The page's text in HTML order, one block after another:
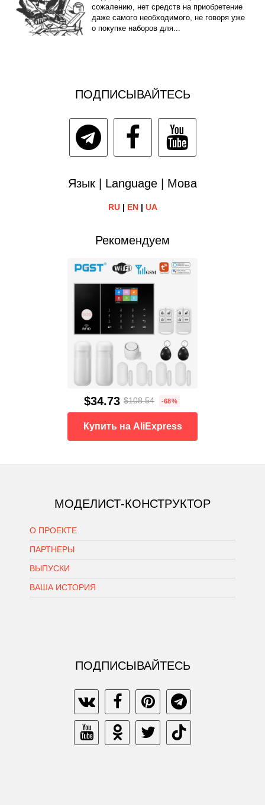
сожалению, нет средств на приобретение
даже самого необходимого, не говоря уже
о покупке наборов для...
ПОДПИСЫВАЙТЕСЬ
Язык | Language | Мова
RU| EN| UA
Рекомендуем
$34.73 $108.54 -68%
Купить на AliExpress
МОДЕЛИСТ-КОНСТРУКТОР
О ПРОЕКТЕ
ПАРТНЕРЫ
ВЫПУСКИ
ВАША ИСТОРИЯ
ПОДПИСЫВАЙТЕСЬ